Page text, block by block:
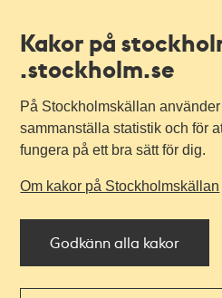
Kakor på
.stockholm.se
På Stockholmskällan
sammanställa statistik och för
fungera på ett bra sätt för dig.
Om kakor på Stockholmskällan
Godkänn alla kakor